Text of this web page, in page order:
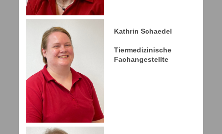
Kathrin Schaedel
Tiermedizinische
Fachangestellte